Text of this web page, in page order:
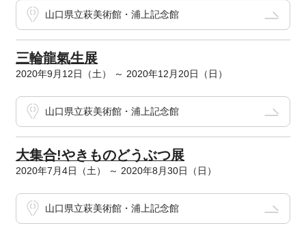
山口県立萩美術館・浦上記念館
三輪龍氣生展
2020年9月12日（土） ～ 2020年12月20日（日）
山口県立萩美術館・浦上記念館
大集合!やきものどうぶつ展
2020年7月4日（土） ～ 2020年8月30日（日）
山口県立萩美術館・浦上記念館